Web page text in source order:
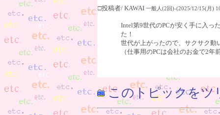
□投稿者/ KAWAI 一般人(2回)-(2025/12/15(月)
Intel第9世代のPCが安く手に入っ
た！
世代が上がったので、サクサク動
（仕事用のPCは会社のお金で2
このトピックをツ